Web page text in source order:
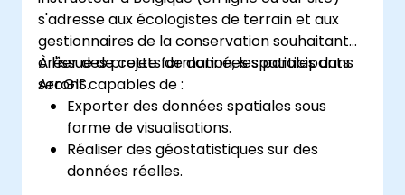
s'adresse aux écologistes de terrain et aux
gestionnaires de la conservation souhaitant
créer des projets de données spatiales dans
ArcGIS.
À l'issue de cette formation, les participants
seront capables de :
Exporter des données spatiales sous
forme de visualisations.
Réaliser des géostatistiques sur des
données réelles.